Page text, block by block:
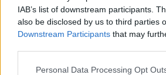
IAB’s list of downstream participants.
also be disclosed by us to third parties
Downstream Participants that may
Please note that this website/app uses
Personal Data Processing Opt
Felhasználónév
Kertészeti, kerti termékek és